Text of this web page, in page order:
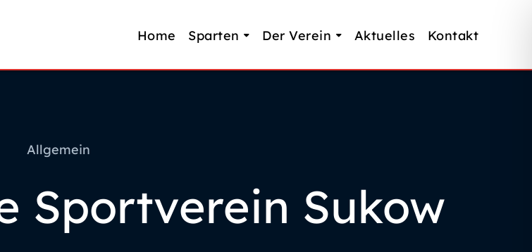
Home Sparten Der Verein Aktuelles Kontakt
Allgemein
Sportverein Sukow